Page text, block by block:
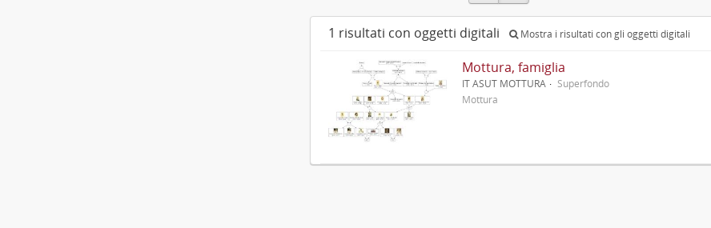
1 risultati con oggetti digitali Mostra i risultati con gli oggetti digitali
Mottura, famiglia
IT ASUT MOTTURA
Superfondo
Mottura